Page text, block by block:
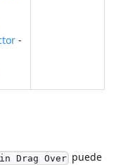
-
Drag Over puede